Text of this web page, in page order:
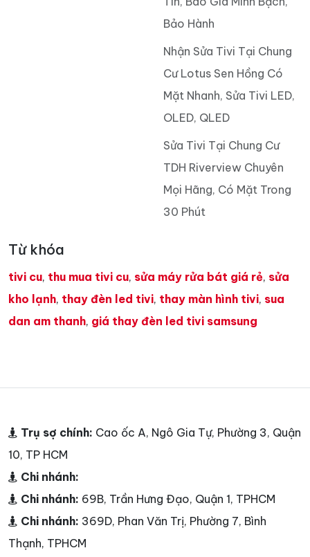
Bảo Hành
Nhận Sửa Tivi Tại Chung
Cư Lotus Sen Hồng Có
Mặt Nhanh, Sửa Tivi LED,
OLED, QLED
Sửa Tivi Tại Chung Cư
TDH Riverview Chuyên
Mọi Hãng, Có Mặt Trong
30 Phút
Từ khóa
tivi cu, thu mua tivi cu, sửa máy rửa bát giá rẻ, sửa
kho lạnh, thay đèn led tivi, thay màn hình tivi, sua
dan am thanh, giá thay đèn led tivi samsung
Trụ sợ chính: Cao ốc A, Ngô Gia Tự, Phường 3, Quận
10, TP HCM
Chi nhánh:
Chi nhánh: 69B, Trần Hưng Đạo, Quận 1, TPHCM
Chi nhánh: 369D, Phan Văn Trị, Phường 7, Bình
Thạnh, TPHCM